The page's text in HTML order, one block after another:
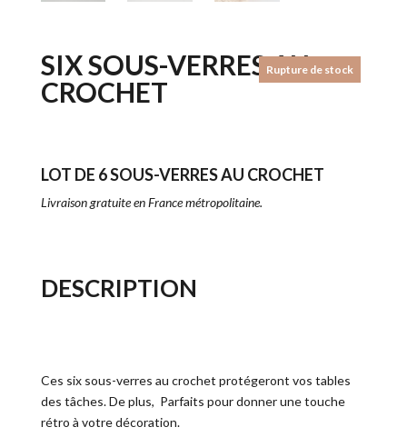
SIX SOUS-VERRES AU
CROCHET
Rupture de stock
LOT DE 6 SOUS-VERRES AU CROCHET
Livraison gratuite en France métropolitaine.
DESCRIPTION
Ces six sous-verres au crochet protégeront vos tables
des tâches. De plus, Parfaits pour donner une touche
rétro à votre décoration.